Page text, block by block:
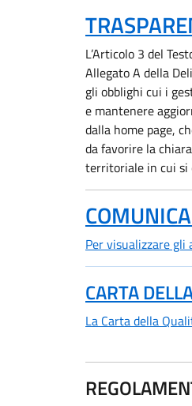
L’Articolo 3 del
Allegato A della
gli obblighi cui i
e mantenere
dalla home page,
da favorire la
territoriale in cui si
Per visualizzare
CARTA
La Carta della